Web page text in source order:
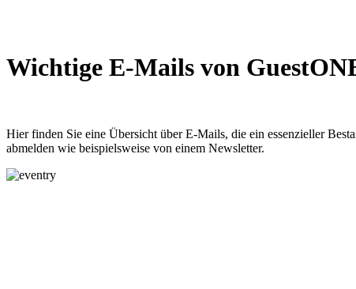
Wichtige E-Mails von
Hier finden Sie eine Übersicht über E-Mails, die ein essenzieller
abmelden wie beispielsweise von einem Newsletter.